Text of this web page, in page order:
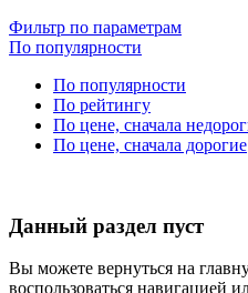
Фильтр по параметрам
По популярности
По популярности
По рейтингу
По цене, сначала
По цене, сначала дорогие
Данный раздел пуст
Вы можете вернуться на
воспользоваться навигацией